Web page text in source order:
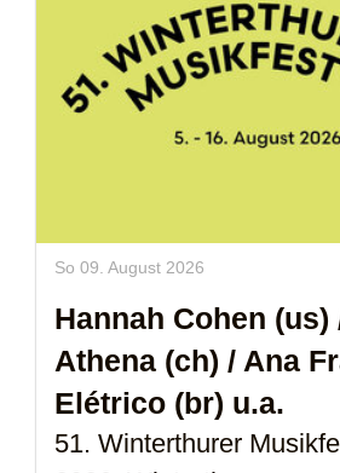
So 09. August 2026
Hannah Cohen (us)
Athena (ch) / Ana
Elétrico (br) u.a.
51. Winterthurer